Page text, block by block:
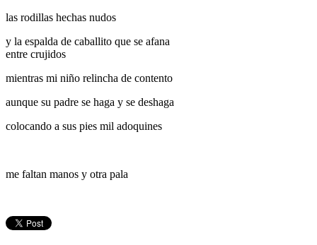
las rodillas hechas nudos
y la espalda de caballito que se afana
entre crujidos
mientras mi niño relincha de contento
aunque su padre se haga y se deshaga
colocando a sus pies mil adoquines
me faltan manos y otra pala